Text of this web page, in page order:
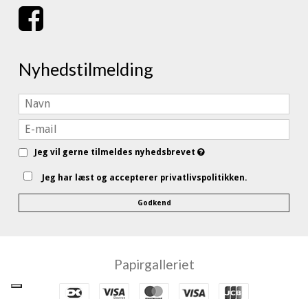
Nyhedstilmelding
Jeg vil gerne tilmeldes nyhedsbrevet
Jeg har læst og accepterer privatlivspolitikken.
Godkend
Papirgalleriet